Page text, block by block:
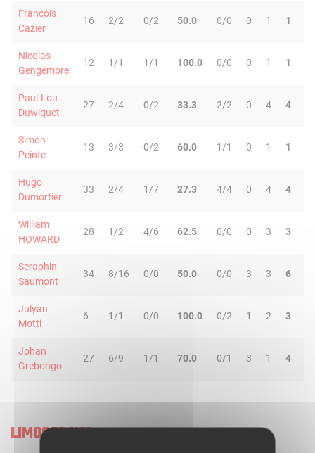
Francois
Cazier
16 2/2 0/2 50.0 0/0 0 1 1
Nicolas
Gengembre
12 1/1 1/1 100.0 0/0 0 1 1
Paul-Lou
Duwiquet
27 2/4 0/2 33.3 2/2 0 4 4
Simon
Peinte
13 3/3 0/2 60.0 1/1 0 1 1
Hugo
Dumortier
33 2/4 1/7 27.3 4/4 0 4 4
William
HOWARD
28 1/2 4/6 62.5 0/0 0 3 3
Seraphin
Saumont
34 8/16 0/0 50.0 0/0 3 3 6
Julyan
Motti
6 1/1 0/0 100.0 0/2 1 2 3
Johan
Grebongo
27 6/9 1/1 70.0 0/1 3 1 4
LIMOGES U21